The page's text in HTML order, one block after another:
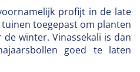
profijt in de late
toegepast om planten
winter. Vinassekali is dan
goed te laten